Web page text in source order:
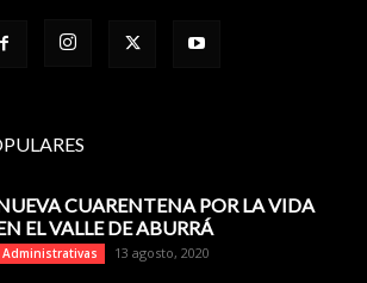
CUARENTENA POR LA VIDA
EL VALLE DE ABURRÁ
Administrativas 13 agosto, 2020